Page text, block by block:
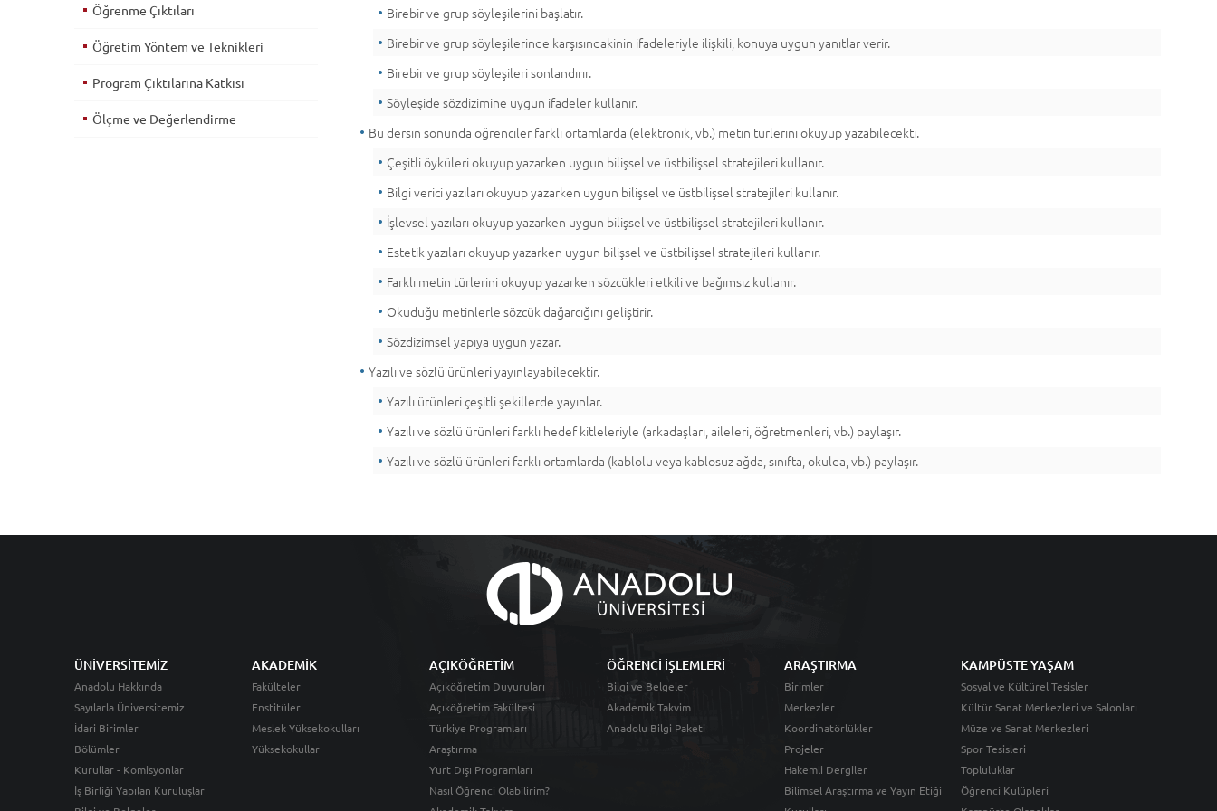
Birebir ve grup söyleşilerini başlatır.
Birebir ve grup söyleşilerinde karşısındakinin ifadeleriyle ilişkili, konuya uygun yanıtlar verir.
Birebir ve grup söyleşileri sonlandırır.
Söyleşide sözdizimine uygun ifadeler kullanır.
Bu dersin sonunda öğrenciler farklı ortamlarda (elektronik, vb.) metin türlerini okuyup yazabilecekti.
Çeşitli öyküleri okuyup yazarken uygun bilişsel ve üstbilişsel stratejileri kullanır.
Bilgi verici yazıları okuyup yazarken uygun bilişsel ve üstbilişsel stratejileri kullanır.
İşlevsel yazıları okuyup yazarken uygun bilişsel ve üstbilişsel stratejileri kullanır.
Estetik yazıları okuyup yazarken uygun bilişsel ve üstbilişsel stratejileri kullanır.
Farklı metin türlerini okuyup yazarken sözcükleri etkili ve bağımsız kullanır.
Okuduğu metinlerle sözcük dağarcığını geliştirir.
Sözdizimsel yapıya uygun yazar.
Yazılı ve sözlü ürünleri yayınlayabilecektir.
Yazılı ürünleri çeşitli şekillerde yayınlar.
Yazılı ve sözlü ürünleri farklı hedef kitleleriyle (arkadaşları, aileleri, öğretmenleri, vb.) paylaşır.
Yazılı ve sözlü ürünleri farklı ortamlarda (kablolu veya kablosuz ağda, sınıfta, okulda, vb.) paylaşır.
Öğrenme Çıktıları
Öğretim Yöntem ve Teknikleri
Program Çıktılarına Katkısı
Ölçme ve Değerlendirme
ÜNİVERSİTEMİZ
Anadolu Hakkında
Sayılarla Üniversitemiz
İdari Birimler
Bölümler
Kurullar - Komisyonlar
İş Birliği Yapılan Kuruluşlar
AKADEMİK
Fakülteler
Enstitüler
Meslek Yüksekokulları
Yüksekokullar
AÇIKÖĞRETİM
Açıköğretim Duyuruları
Açıköğretim Fakültesi
Türkiye Programları
Araştırma
Yurt Dışı Programları
Nasıl Öğrenci Olabilirim?
ÖĞRENCİ İŞLEMLERİ
Bilgi ve Belgeler
Akademik Takvim
Anadolu Bilgi Paketi
ARAŞTIRMA
Birimler
Merkezler
Koordinatörlükler
Projeler
Hakemli Dergiler
Bilimsel Araştırma ve Yayın Etiği
KAMPÜSTE YAŞAM
Sosyal ve Kültürel Tesisler
Kültür Sanat Merkezleri ve Salonları
Müze ve Sanat Merkezleri
Spor Tesisleri
Topluluklar
Öğrenci Kulüpleri